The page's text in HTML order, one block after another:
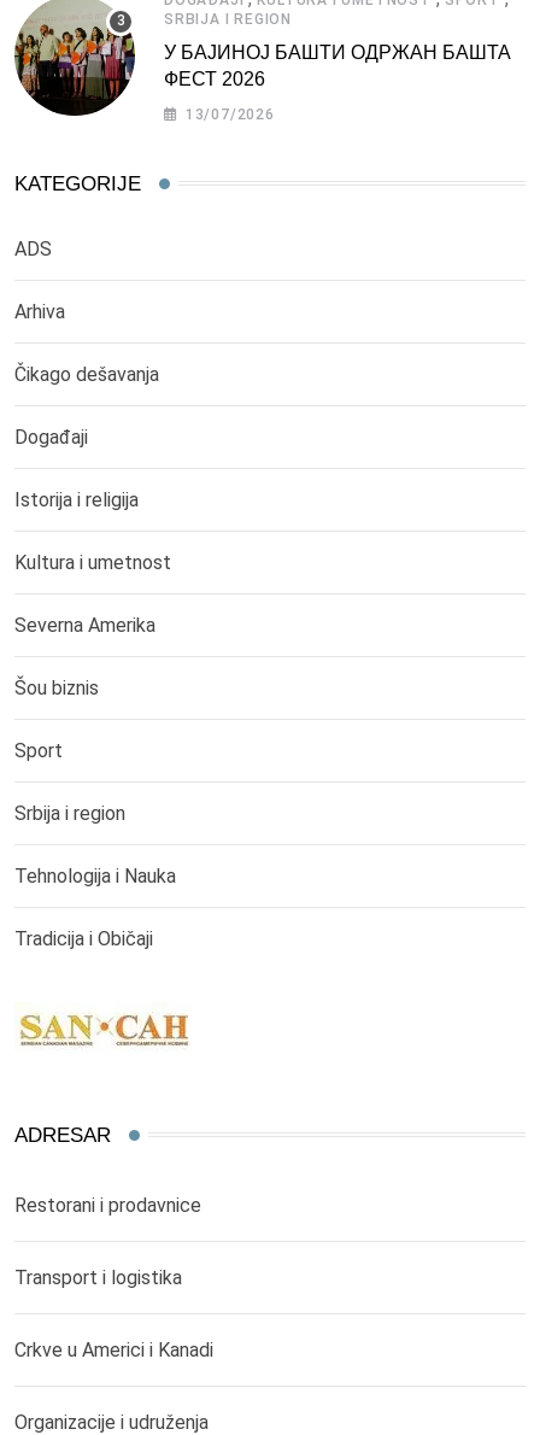
SRBIJA I REGION
У БАЈИНОЈ БАШТИ ОДРЖАН БАШТА
ФЕСТ 2026
13/07/2026
KATEGORIJE
ADS
Arhiva
Čikago dešavanja
Događaji
Istorija i religija
Kultura i umetnost
Severna Amerika
Šou biznis
Sport
Srbija i region
Tehnologija i Nauka
Tradicija i Običaji
ADRESAR
Restorani i prodavnice
Transport i logistika
Crkve u Americi i Kanadi
Organizacije i udruženja